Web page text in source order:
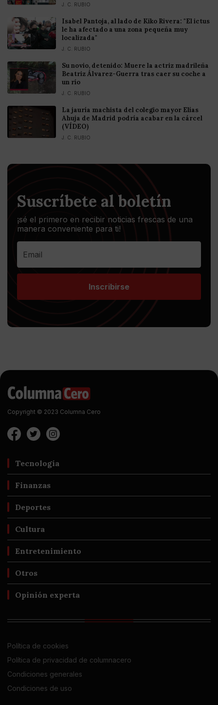
J. C. RUBIO
Isabel Pantoja, al lado de Kiko Rivera: "El ictus
le ha afectado a una zona pequeña muy
localizada"
J. C. RUBIO
Su novio, detenido: Muere la actriz madrileña
Beatriz Álvarez-Guerra tras caer su coche a
un río
J. C. RUBIO
La jauría machista del colegio mayor Elías
Ahuja de Madrid podría acabar en la cárcel
(VÍDEO)
J. C. RUBIO
Suscríbete al boletín
¡sé el primero en recibir noticias frescas de una
manera conveniente para ti!
Inscribirse
Copyright © 2023 Columna Cero
Tecnología
Finanzas
Deportes
Cultura
Entretenimiento
Otros
Opinión experta
Política de cookies
Política de privacidad de columnacero
Condiciones generales
Condiciones de uso